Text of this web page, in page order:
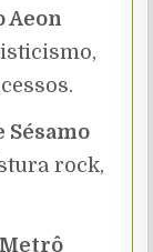
Aeon
Sésamo
rock,
Metrô